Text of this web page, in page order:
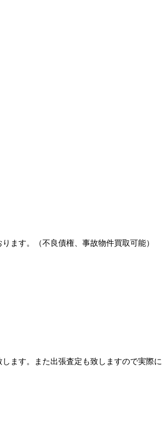
ます。（不良債権、事故物件買取可能）
ます。また出張査定も致しますので実際に